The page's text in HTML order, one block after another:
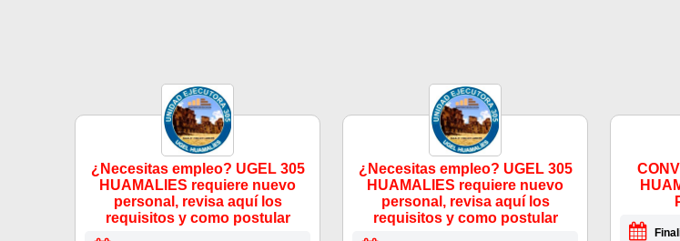
¿Necesitas empleo? UGEL 305
HUAMALIES requiere nuevo
personal, revisa aquí los
requisitos y como postular
¿Necesitas empleo? UGEL 305
HUAMALIES requiere nuevo
personal, revisa aquí los
requisitos y como postular